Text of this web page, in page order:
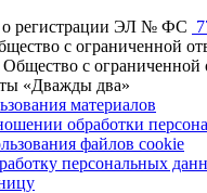
о регистрации ЭЛ № ФС
с ограниченной
с ограниченной
«Дважды два»
материалов
обработки
файлов cookie
персональных